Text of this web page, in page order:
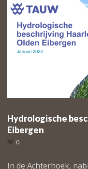
Hydrologische
Eibergen
0
In de Achterhoek,